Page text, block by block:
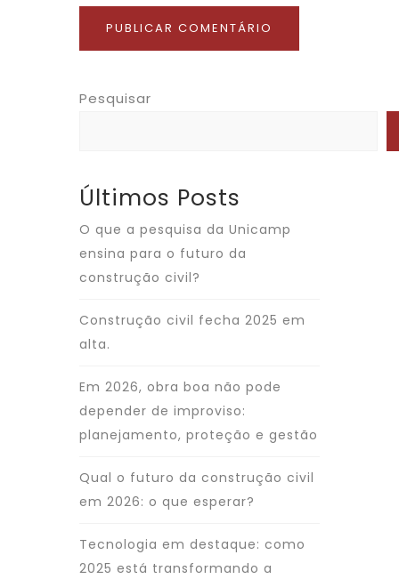
Pesquisar
Últimos Posts
O que a pesquisa da Unicamp
ensina para o futuro da
construção civil?
Construção civil fecha 2025 em
alta.
Em 2026, obra boa não pode
depender de improviso:
planejamento, proteção e gestão
Qual o futuro da construção civil
em 2026: o que esperar?
Tecnologia em destaque: como
2025 está transformando a